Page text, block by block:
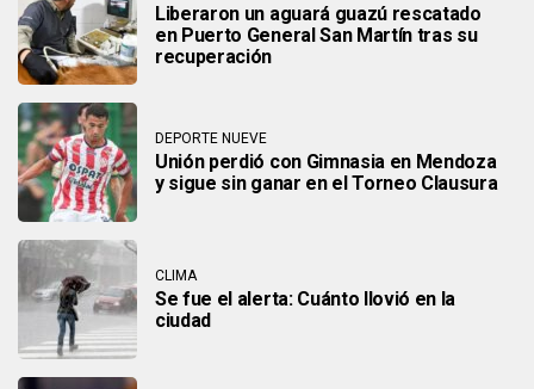
Liberaron un aguará guazú rescatado
en Puerto General San Martín tras su
recuperación
DEPORTE NUEVE
Unión perdió con Gimnasia en Mendoza
y sigue sin ganar en el Torneo Clausura
CLIMA
Se fue el alerta: Cuánto llovió en la
ciudad